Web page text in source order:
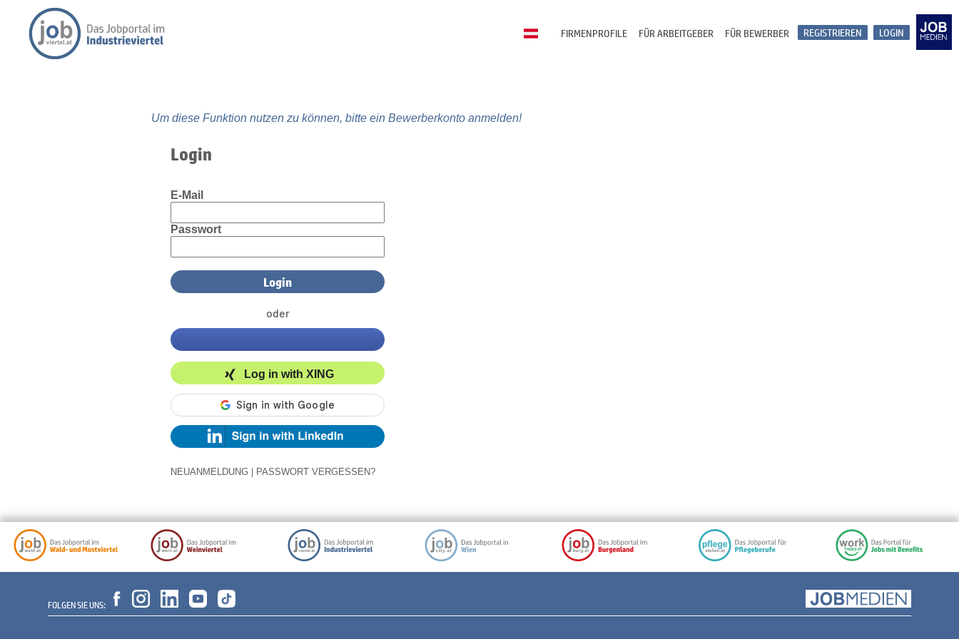
LOGIN
REGISTRIEREN
FÜR BEWERBER
FÜR ARBEITGEBER
FIRMENPROFILE
Um diese Funktion nutzen zu können, bitte ein Bewerberkonto anmelden!
Login
E-Mail
Passwort
oder
Log in with XING
NEUANMELDUNG PASSWORT VERGESSEN?
FOLGEN SIE UNS: